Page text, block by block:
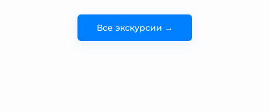
Все экскурсии →